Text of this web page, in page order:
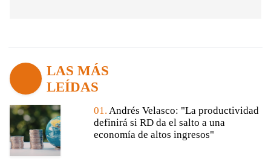
LAS MÁS
LEÍDAS
01. Andrés Velasco: "La productividad
definirá si RD da el salto a una
economía de altos ingresos"